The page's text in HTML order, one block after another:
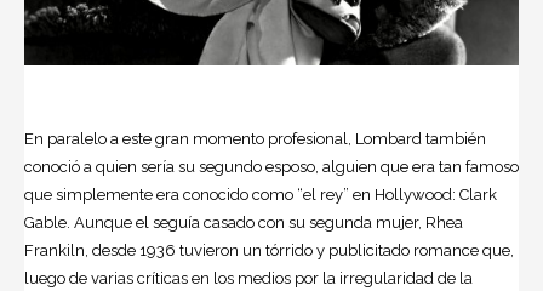
En paralelo a este gran momento profesional, Lombard también
conoció a quien sería su segundo esposo, alguien que era tan famoso
que simplemente era conocido como “el rey” en Hollywood: Clark
Gable. Aunque el seguía casado con su segunda mujer, Rhea
Frankiln, desde 1936 tuvieron un tórrido y publicitado romance que,
luego de varias críticas en los medios por la irregularidad de la